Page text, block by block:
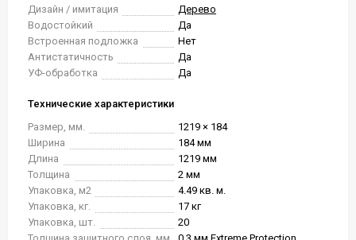
Дизайн / имитация
Дерево
Водостойкий
Да
Встроенная подложка
Нет
Антистатичность
Да
УФ-обработка
Да
Технические характеристики
Размер, мм.
1219 × 184
Ширина
184 мм
Длина
1219 мм
Толщина
2 мм
Упаковка, м2
4.49 кв. м.
Упаковка, кг.
17 кг
Упаковка, шт.
20